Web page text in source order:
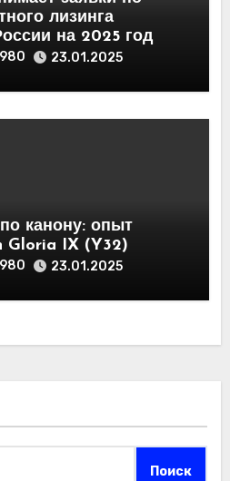
лизинга
на 2025 год
23.01.2025
канону: опыт
Gloria IX (Y32)
23.01.2025
Поиск